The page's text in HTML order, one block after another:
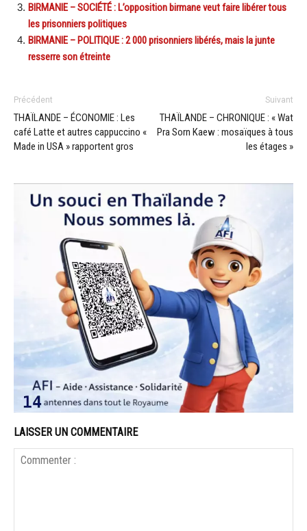
BIRMANIE – SOCIÉTÉ : L’opposition birmane veut faire libérer tous
les prisonniers politiques
BIRMANIE – POLITIQUE : 2 000 prisonniers libérés, mais la junte
resserre son étreinte
Précédent
THAÏLANDE – ÉCONOMIE : Les
café Latte et autres cappuccino «
Made in USA » rapportent gros
Suivant
THAÏLANDE – CHRONIQUE : « Wat
Pra Sorn Kaew : mosaïques à tous
les étages »
LAISSER UN COMMENTAIRE